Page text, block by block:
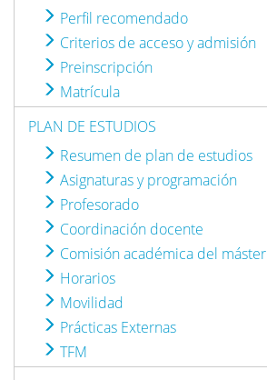
Perfil recomendado
Criterios de acceso y admisión
Preinscripción
Matrícula
PLAN DE ESTUDIOS
Resumen de plan de estudios
Asignaturas y programación
Profesorado
Coordinación docente
Comisión académica del máster
Horarios
Movilidad
Prácticas Externas
TFM